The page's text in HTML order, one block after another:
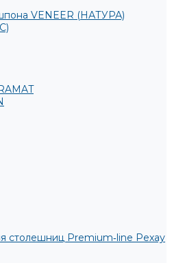
VENEER (НАТУРА)
столешниц Premium‑line Рехау